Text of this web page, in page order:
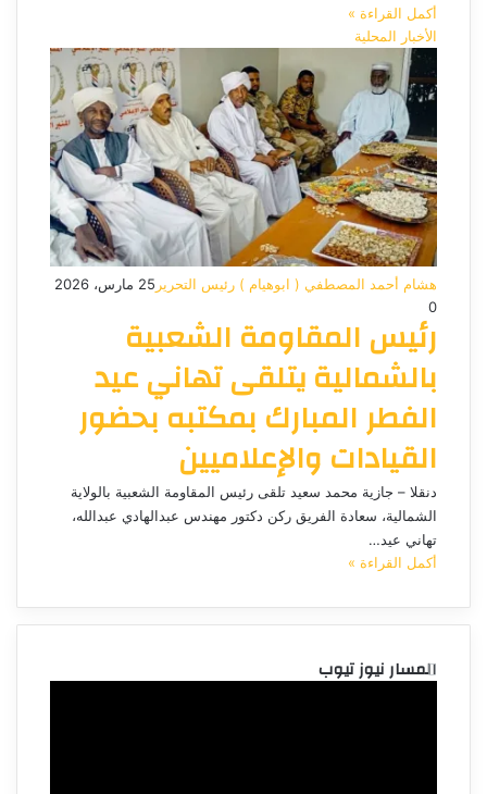
أكمل القراءة »
الأخبار المحلية
هشام أحمد المصطفي ( ابوهيام ) رئيس التحرير 25 مارس، 2026
0
رئيس المقاومة الشعبية
بالشمالية يتلقى تهاني عيد
الفطر المبارك بمكتبه بحضور
القيادات والإعلاميين
دنقلا – جازية محمد سعيد تلقى رئيس المقاومة الشعبية بالولاية
الشمالية، سعادة الفريق ركن دكتور مهندس عبدالهادي عبدالله،
تهاني عيد…
أكمل القراءة »
المسار نيوز تيوب